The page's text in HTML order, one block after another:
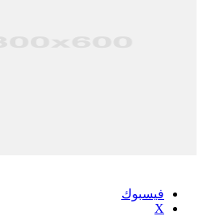
فيسبوك
‫X